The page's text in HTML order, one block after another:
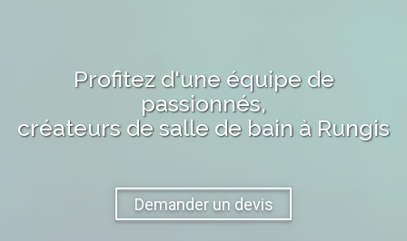
Profitez d'une équipe de
passionnés,
créateurs de salle de bain à Rungis
Demander un devis